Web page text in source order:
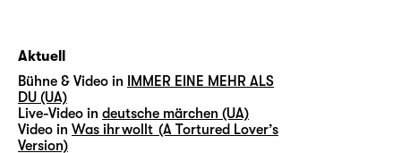
Aktuell
Bühne & Video in
IMMER EINE MEHR ALS
DU (UA)
Live-Video in deutsche märchen (UA)
Video in Was ihr wollt (A Tortured Lover’s
Version)